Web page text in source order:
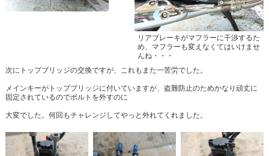
リアブレーキがマフラーに干渉するた
め、マフラーも変えなくてはいけませ
んね・・・
次にトップブリッジの交換ですが、これもまた一苦労でした。
メインキーがトップブリッジに付いていますが、盗難防止のためかなり頑丈に
固定されているのでボルトを外すのに
大変でした。何回もチャレンジしてやっと外れてくれました。